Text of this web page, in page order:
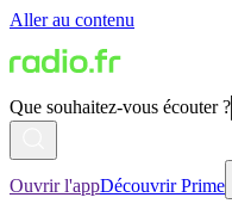
Aller au contenu
Que souhaitez-vous écouter ?
Ouvrir l'appDécouvrir Prime